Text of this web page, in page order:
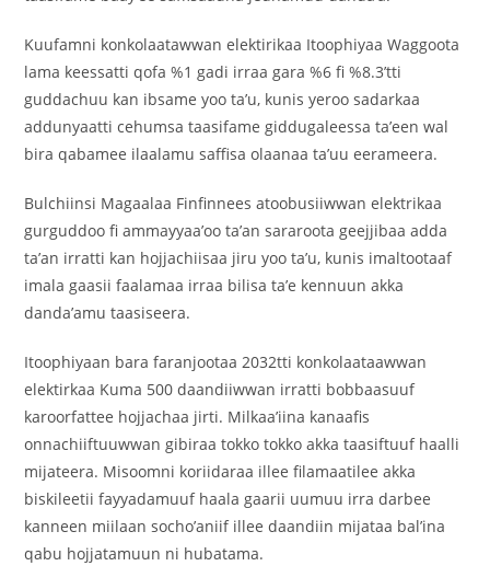
Kuufamni konkolaatawwan elektirikaa Itoophiyaa Waggoota
lama keessatti qofa %1 gadi irraa gara %6 fi %8.3’tti
guddachuu kan ibsame yoo ta’u, kunis yeroo sadarkaa
addunyaatti cehumsa taasifame giddugaleessa ta’een wal
bira qabamee ilaalamu saffisa olaanaa ta’uu eerameera.
Bulchiinsi Magaalaa Finfinnees atoobusiiwwan elektrikaa
gurguddoo fi ammayyaa’oo ta’an sararoota geejjibaa adda
ta’an irratti kan hojjachiisaa jiru yoo ta’u, kunis imaltootaaf
imala gaasii faalamaa irraa bilisa ta’e kennuun akka
danda’amu taasiseera.
Itoophiyaan bara faranjootaa 2032tti konkolaataawwan
elektirkaa Kuma 500 daandiiwwan irratti bobbaasuuf
karoorfattee hojjachaa jirti. Milkaa’iina kanaafis
onnachiiftuuwwan gibiraa tokko tokko akka taasiftuuf haalli
mijateera. Misoomni koriidaraa illee filamaatilee akka
biskileetii fayyadamuuf haala gaarii uumuu irra darbee
kanneen miilaan socho’aniif illee daandiin mijataa bal’ina
qabu hojjatamuun ni hubatama.